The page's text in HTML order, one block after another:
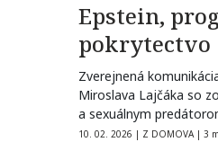
Epstein,
pokrytectvo
Zverejnená
Miroslava Lajčáka so
a sexuálnym
„nahrala“ opozícii do
10. 02. 2026 | Z DOMOVA | 3